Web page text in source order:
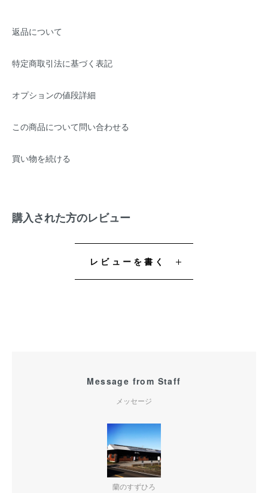
返品について
特定商取引法に基づく表記
オプションの値段詳細
この商品について問い合わせる
買い物を続ける
購入された方のレビュー
レビューを書く
Message from Staff
メッセージ
蘭のすずひろ